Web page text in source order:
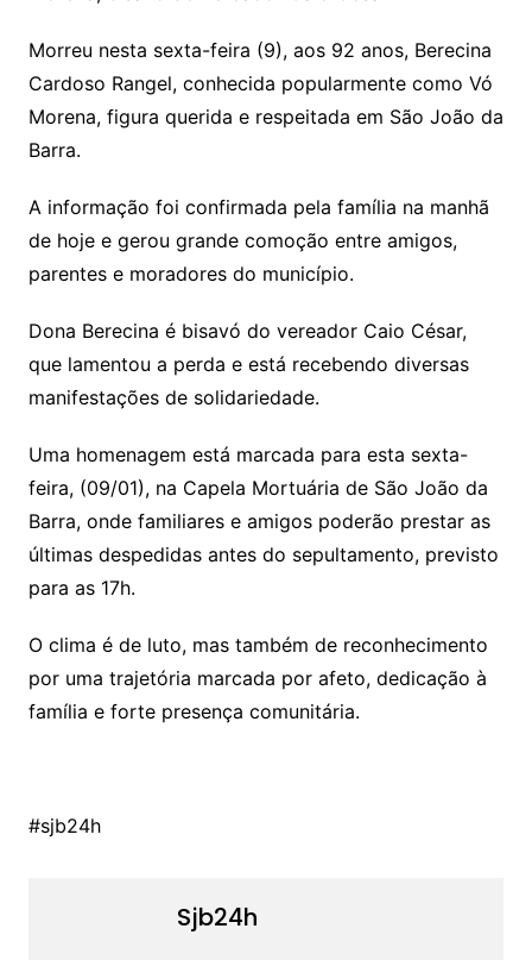
Morreu nesta sexta-feira (9), aos 92 anos, Berecina
Cardoso Rangel, conhecida popularmente como Vó
Morena, figura querida e respeitada em São João da
Barra.
A informação foi confirmada pela família na manhã
de hoje e gerou grande comoção entre amigos,
parentes e moradores do município.
Dona Berecina é bisavó do vereador Caio César,
que lamentou a perda e está recebendo diversas
manifestações de solidariedade.
Uma homenagem está marcada para esta sexta-
feira, (09/01), na Capela Mortuária de São João da
Barra, onde familiares e amigos poderão prestar as
últimas despedidas antes do sepultamento, previsto
para as 17h.
O clima é de luto, mas também de reconhecimento
por uma trajetória marcada por afeto, dedicação à
família e forte presença comunitária.
#sjb24h
Sjb24h